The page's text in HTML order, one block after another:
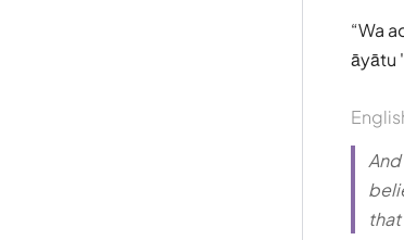
Wa
āyātu